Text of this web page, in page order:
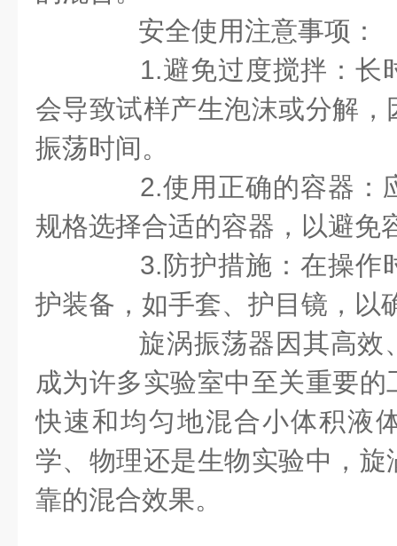
安全使用注意事项：
1.避免过度搅拌：长
会导致试样产生泡沫或分解
振荡时间。
2.使用正确的容器：
规格选择合适的容器，以避免
3.防护措施：在操作
护装备，如手套、护目镜，以
旋涡振荡器因其高效
成为许多实验室中至关重要
快速和均匀地混合小体积液
学、物理还是生物实验中，
靠的混合效果。